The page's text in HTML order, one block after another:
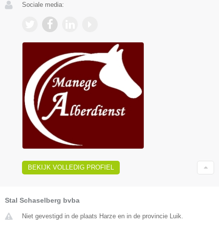
Sociale media:
BEKIJK VOLLEDIG PROFIEL
Stal Schaselberg bvba
Niet gevestigd in de plaats Harze en in de provincie Luik.